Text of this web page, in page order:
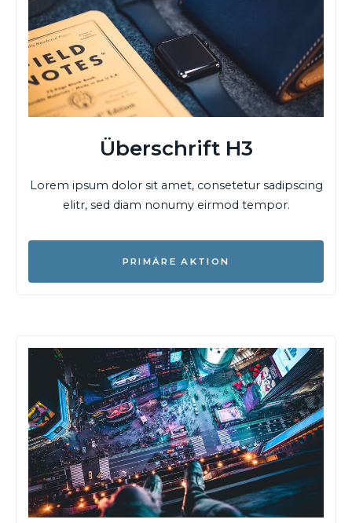
Überschrift H3
Lorem ipsum dolor sit amet, consetetur sadipscing
elitr, sed diam nonumy eirmod tempor.
PRIMÄRE AKTION